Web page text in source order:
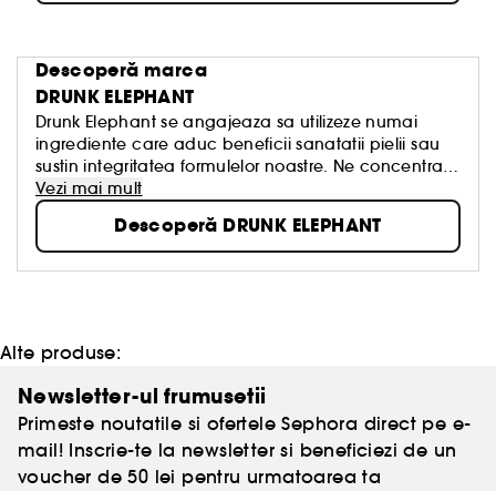
Descoperă marca
DRUNK ELEPHANT
Drunk Elephant se angajeaza sa utilizeze numai
ingrediente care aduc beneficii sanatatii pielii sau
sustin integritatea formulelor noastre. Ne concentram
pe niveluri de pH sanatoase, formule pe care pielea
le recunoaste, structuri moleculare mici, care sunt
usor absorbite, si ingrediente active eficiente, care
sustin mantaua acida a pielii. Toate produsele
noastre sunt create pentru a putea fi amestecate—
si sanatoasa.
Vezi mai mult
Descoperă DRUNK ELEPHANT
Alte produse:
Newsletter-ul frumusetii
Primeste noutatile si ofertele Sephora direct pe e-
mail! Inscrie-te la newsletter si beneficiezi de un
voucher de 50 lei pentru urmatoarea ta